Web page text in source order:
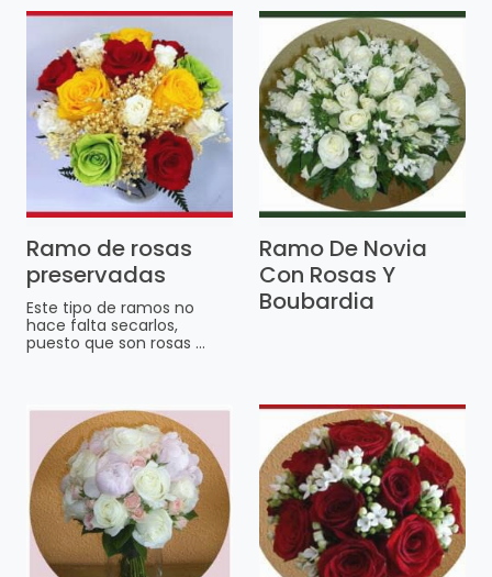
Ramo de rosas
preservadas
Este tipo de ramos no
hace falta secarlos,
puesto que son rosas ...
Ramo De Novia
Con Rosas Y
Boubardia